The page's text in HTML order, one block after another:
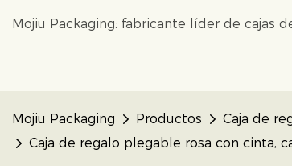
Mojiu Packaging: fabricante líder de cajas
Mojiu Packaging Productos Caja de
Caja de regalo plegable rosa con cinta,